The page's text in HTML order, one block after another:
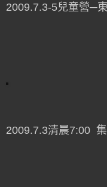
2009.7.3-5兒童營─
2009.7.3清晨7:00